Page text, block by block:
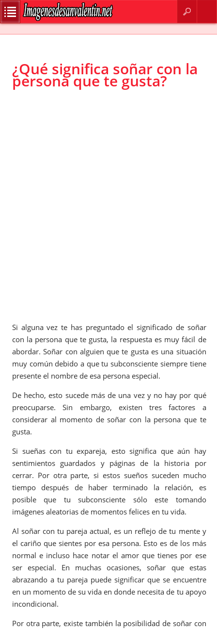
CONTACTO
BUSCAR
¿Qué significa soñar con la
persona que te gusta?
Si alguna vez te has preguntado el significado de soñar
con la persona que te gusta, la respuesta es muy fácil de
abordar. Soñar con alguien que te gusta es una situación
muy común debido a que tu subconsciente siempre tiene
presente el nombre de esa persona especial.
De hecho, esto sucede más de una vez y no hay por qué
preocuparse. Sin embargo, existen tres factores a
considerar al momento de soñar con la persona que te
gusta.
Si sueñas con tu expareja, esto significa que aún hay
sentimientos guardados y páginas de la historia por
cerrar. Por otra parte, si estos sueños suceden mucho
tiempo después de haber terminado la relación, es
posible que tu subconsciente sólo este tomando
imágenes aleatorias de momentos felices en tu vida.
Al soñar con tu pareja actual, es un reflejo de tu mente y
el cariño que sientes por esa persona. Esto es de los más
normal e incluso hace notar el amor que tienes por ese
ser especial. En muchas ocasiones, soñar que estas
abrazando a tu pareja puede significar que se encuentre
en un momento de su vida en donde necesita de tu apoyo
incondicional.
Por otra parte, existe también la posibilidad de soñar con